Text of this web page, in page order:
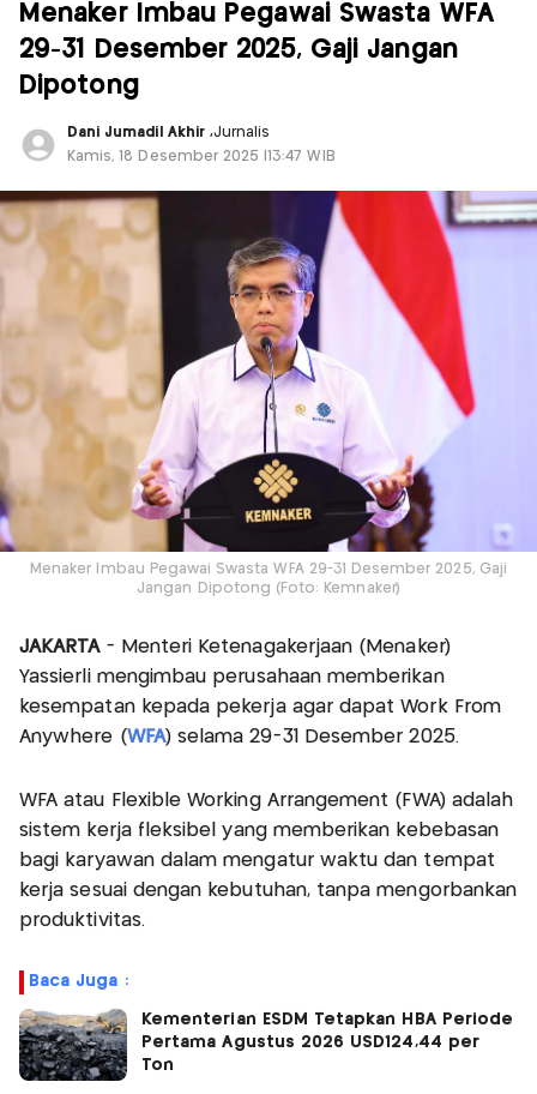
Menaker Imbau Pegawai Swasta WFA
29-31 Desember 2025, Gaji Jangan
Dipotong
Dani Jumadil Akhir ,Jurnalis
Kamis, 18 Desember 2025 |13:47 WIB
Menaker Imbau Pegawai Swasta WFA 29-31 Desember 2025, Gaji
Jangan Dipotong (Foto: Kemnaker)
JAKARTA- Menteri Ketenagakerjaan (Menaker)
Yassierli mengimbau perusahaan memberikan
kesempatan kepada pekerja agar dapat Work From
Anywhere (WFA) selama 29-31 Desember 2025.
WFA atau Flexible Working Arrangement (FWA) adalah
sistem kerja fleksibel yang memberikan kebebasan
bagi karyawan dalam mengatur waktu dan tempat
kerja sesuai dengan kebutuhan, tanpa mengorbankan
produktivitas.
Baca Juga :
Kementerian ESDM Tetapkan HBA Periode
Pertama Agustus 2026 USD124,44 per
Ton